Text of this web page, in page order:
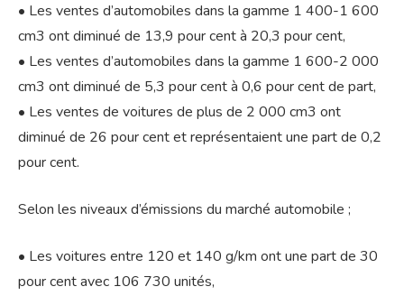
• Les ventes d’automobiles dans la gamme 1 400-1 600
cm3 ont diminué de 13,9 pour cent à 20,3 pour cent,
• Les ventes d’automobiles dans la gamme 1 600-2 000
cm3 ont diminué de 5,3 pour cent à 0,6 pour cent de part,
• Les ventes de voitures de plus de 2 000 cm3 ont
diminué de 26 pour cent et représentaient une part de 0,2
pour cent.
Selon les niveaux d’émissions du marché automobile ;
• Les voitures entre 120 et 140 g/km ont une part de 30
pour cent avec 106 730 unités,